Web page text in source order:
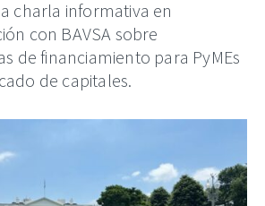
charla informativa en
con BAVSA sobre
de financiamiento para PyMEs
de capitales.